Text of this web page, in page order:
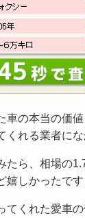
車の本当の価
くれる業者に
たら、相場の
嬉しかったで
てくれた愛車